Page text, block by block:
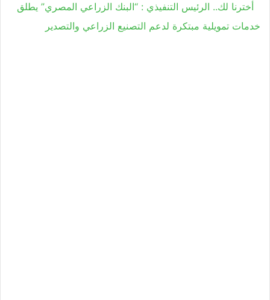
أخترنا لك.. الرئيس التنفيذي : “البنك الزراعي المصري” يطلق
خدمات تمويلية مبتكرة لدعم التصنيع الزراعي والتصدير